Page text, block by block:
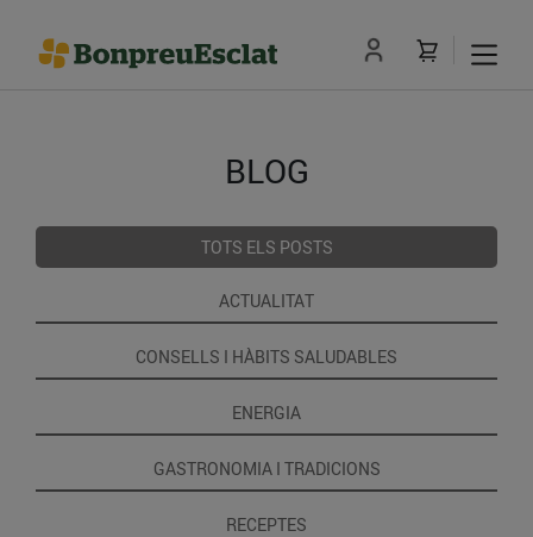
BLOG
TOTS ELS POSTS
ACTUALITAT
CONSELLS I HÀBITS SALUDABLES
ENERGIA
GASTRONOMIA I TRADICIONS
RECEPTES